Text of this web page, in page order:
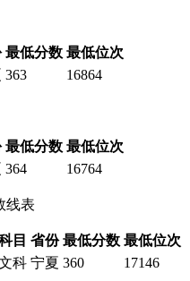
最低分数 最低位次
363 16864
最低分数 最低位次
364 16764
线表
目 省份 最低分数 最低位次
科 宁夏 360 17146